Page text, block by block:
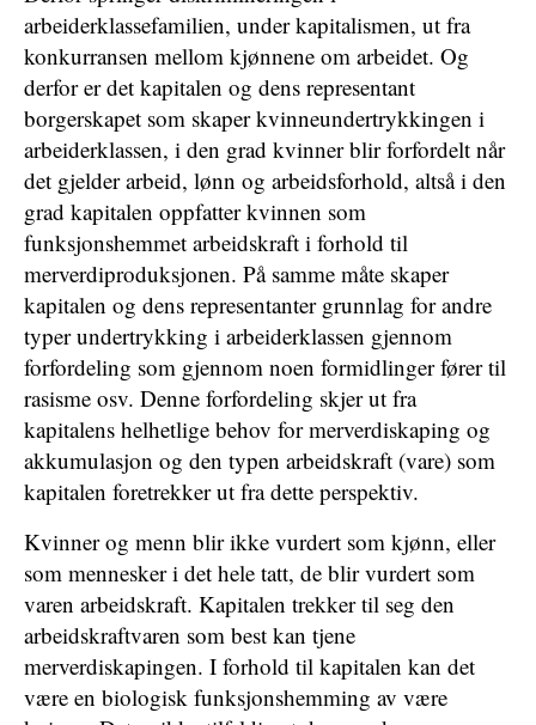
arbeiderklassefamilien, under kapitalismen, ut fra
konkurransen mellom kjønnene om arbeidet. Og
derfor er det kapitalen og dens representant
borgerskapet som skaper kvinneundertrykkingen i
arbeiderklassen, i den grad kvinner blir forfordelt når
det gjelder arbeid, lønn og arbeidsforhold, altså i den
grad kapitalen oppfatter kvinnen som
funksjonshemmet arbeidskraft i forhold til
merverdiproduksjonen. På samme måte skaper
kapitalen og dens representanter grunnlag for andre
typer undertrykking i arbeiderklassen gjennom
forfordeling som gjennom noen formidlinger fører til
rasisme osv. Denne forfordeling skjer ut fra
kapitalens helhetlige behov for merverdiskaping og
akkumulasjon og den typen arbeidskraft (vare) som
kapitalen foretrekker ut fra dette perspektiv.
Kvinner og menn blir ikke vurdert som kjønn, eller
som mennesker i det hele tatt, de blir vurdert som
varen arbeidskraft. Kapitalen trekker til seg den
arbeidskraftvaren som best kan tjene
merverdiskapingen. I forhold til kapitalen kan det
være en biologisk funksjonshemming av være